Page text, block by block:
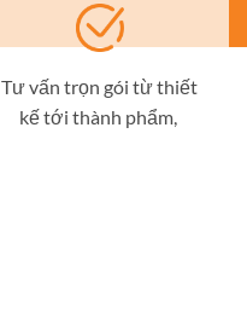
Tư vấn trọn gói từ thiết
kế tới thành phẩm,